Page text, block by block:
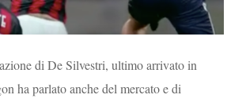
di De Silvestri, ultimo arrivato in
ha parlato anche del mercato e di